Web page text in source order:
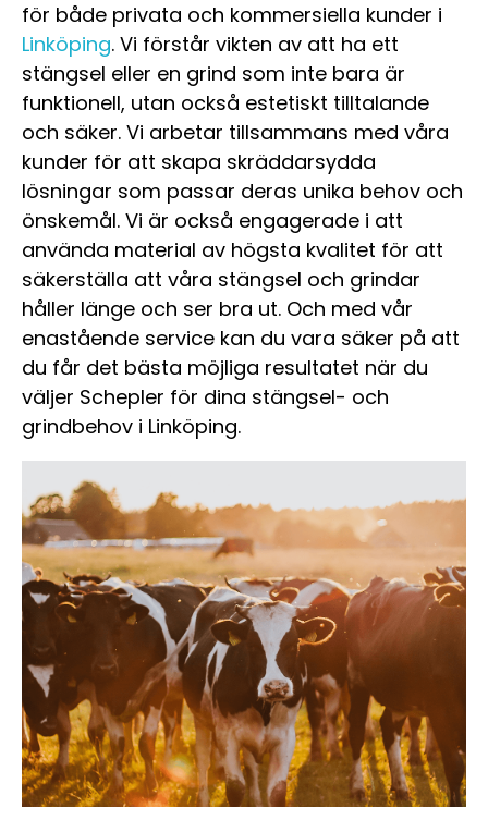
för både privata och kommersiella kunder i
Linköping. Vi förstår vikten av att ha ett
stängsel eller en grind som inte bara är
funktionell, utan också estetiskt tilltalande
och säker. Vi arbetar tillsammans med våra
kunder för att skapa skräddarsydda
lösningar som passar deras unika behov och
önskemål. Vi är också engagerade i att
använda material av högsta kvalitet för att
säkerställa att våra stängsel och grindar
håller länge och ser bra ut. Och med vår
enastående service kan du vara säker på att
du får det bästa möjliga resultatet när du
väljer Schepler för dina stängsel- och
grindbehov i Linköping.